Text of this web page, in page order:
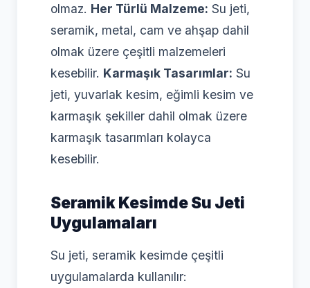
olmaz. Her Türlü Malzeme: Su jeti,
seramik, metal, cam ve ahşap dahil
olmak üzere çeşitli malzemeleri
kesebilir. Karmaşık Tasarımlar: Su
jeti, yuvarlak kesim, eğimli kesim ve
karmaşık şekiller dahil olmak üzere
karmaşık tasarımları kolayca
kesebilir.
Seramik Kesimde Su Jeti
Uygulamaları
Su jeti, seramik kesimde çeşitli
uygulamalarda kullanılır: